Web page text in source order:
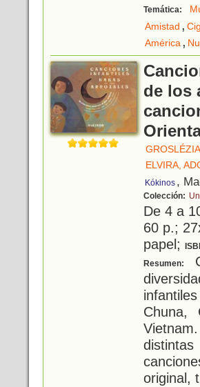
Temática:
Amistad ,
América,
de los
ELVIRA,
Kókinos ,
Colección:
De 4 a
60 p.;
papel;
Resumen:
Chuna,
original,